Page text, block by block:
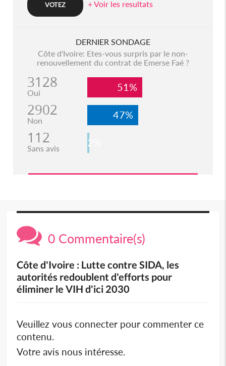
+ Voir les resultats
DERNIER SONDAGE
Côte d'Ivoire: Etes-vous surpris par le non-
renouvellement du contrat de Emerse Faé ?
3128
Oui 51%
2902
Non 47%
112
Sans avis 2%
0 Commentaire(s)
Côte d'Ivoire : Lutte contre SIDA, les
autorités redoublent d'efforts pour
éliminer le VIH d'ici 2030
Veuillez vous connecter pour commenter ce
contenu.
Votre avis nous intéresse.